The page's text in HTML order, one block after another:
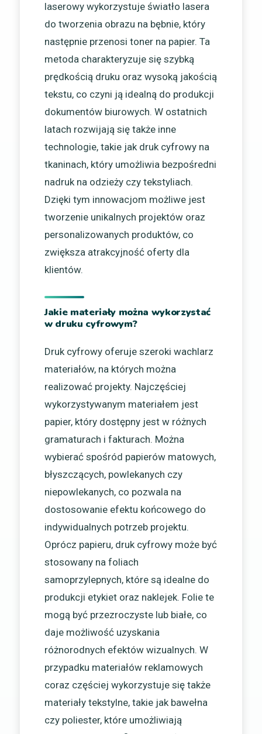
laserowy wykorzystuje światło lasera
do tworzenia obrazu na bębnie, który
następnie przenosi toner na papier. Ta
metoda charakteryzuje się szybką
prędkością druku oraz wysoką jakością
tekstu, co czyni ją idealną do produkcji
dokumentów biurowych. W ostatnich
latach rozwijają się także inne
technologie, takie jak druk cyfrowy na
tkaninach, który umożliwia bezpośredni
nadruk na odzieży czy tekstyliach.
Dzięki tym innowacjom możliwe jest
tworzenie unikalnych projektów oraz
personalizowanych produktów, co
zwiększa atrakcyjność oferty dla
klientów.
Jakie materiały można wykorzystać
w druku cyfrowym?
Druk cyfrowy oferuje szeroki wachlarz
materiałów, na których można
realizować projekty. Najczęściej
wykorzystywanym materiałem jest
papier, który dostępny jest w różnych
gramaturach i fakturach. Można
wybierać spośród papierów matowych,
błyszczących, powlekanych czy
niepowlekanych, co pozwala na
dostosowanie efektu końcowego do
indywidualnych potrzeb projektu.
Oprócz papieru, druk cyfrowy może być
stosowany na foliach
samoprzylepnych, które są idealne do
produkcji etykiet oraz naklejek. Folie te
mogą być przezroczyste lub białe, co
daje możliwość uzyskania
różnorodnych efektów wizualnych. W
przypadku materiałów reklamowych
coraz częściej wykorzystuje się także
materiały tekstylne, takie jak bawełna
czy poliester, które umożliwiają